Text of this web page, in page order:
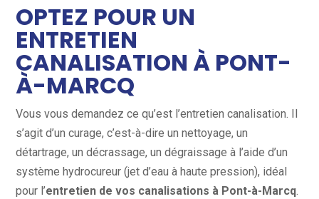
OPTEZ POUR UN
ENTRETIEN
CANALISATION À PONT-
À-MARCQ
Vous vous demandez ce qu’est l’entretien canalisation. Il
s’agit d’un curage, c’est-à-dire un nettoyage, un
détartrage, un décrassage, un dégraissage à l’aide d’un
système hydrocureur (jet d’eau à haute pression), idéal
pour l’entretien de vos canalisations à Pont-à-Marcq.